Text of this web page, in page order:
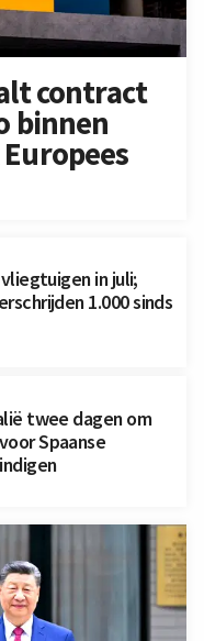
contract
binnen
in juli;
1.000 sinds
twee dagen om
Spaanse